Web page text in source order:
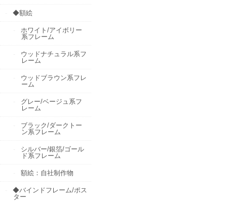
◆額絵
ホワイト/アイボリー
系フレーム
ウッドナチュラル系フ
レーム
ウッドブラウン系フレ
ーム
グレー/ベージュ系フ
レーム
ブラック/ダークトー
ン系フレーム
シルバー/銀箔/ゴール
ド系フレーム
額絵：自社制作物
◆バインドフレーム/ポス
ター